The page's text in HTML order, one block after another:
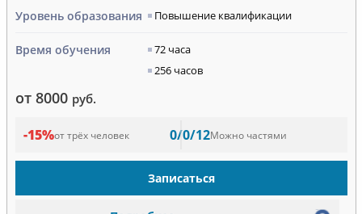
Уровень образования Повышение квалификации
Время обучения
72 часа
256 часов
от 8000 руб.
-15%от трёх человек 0/0/12Можно частями
Записаться